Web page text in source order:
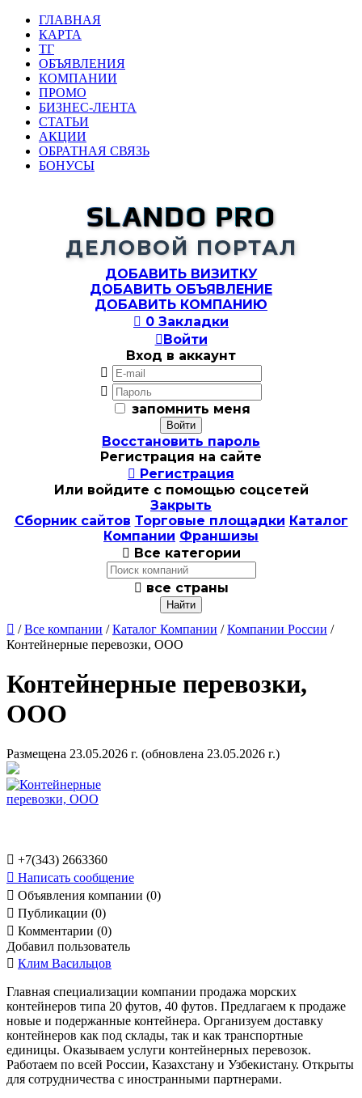
ГЛАВНАЯ
КАРТА
ТГ
ОБЪЯВЛЕНИЯ
КОМПАНИИ
ПРОМО
БИЗНЕС-ЛЕНТА
СТАТЬИ
АКЦИИ
ОБРАТНАЯ СВЯЗЬ
БОНУСЫ
SLANDO PRO
ДЕЛОВОЙ ПОРТАЛ
ДОБАВИТЬ ВИЗИТКУ
ДОБАВИТЬ ОБЪЯВЛЕНИЕ
ДОБАВИТЬ КОМПАНИЮ
 0 Закладки
Войти
Вход в аккаунт


запомнить меня
Восстановить пароль
Регистрация на сайте
 Регистрация
Или войдите с помощью соцсетей
Закрыть
Сборник сайтов Торговые площадки Каталог
Компании Франшизы
 Все категории
 все страны
 /Все компании /Каталог Компании /Компании России /
Контейнерные перевозки, ООО
Контейнерные перевозки,
ООО
Размещена 23.05.2026 г. (обновлена 23.05.2026 г.)
 +7(343) 2663360
 Написать сообщение
 Объявления компании (0)
 Публикации (0)
 Комментарии (0)
Добавил пользователь
 Клим Васильцов
Главная специализации компании продажа морских
контейнеров типа 20 футов, 40 футов. Предлагаем к продаже
новые и подержанные контейнера. Организуем доставку
контейнеров как под склады, так и как транспортные
единицы. Оказываем услуги контейнерных перевозок.
Работаем по всей России, Казахстану и Узбекистану. Открыты
для сотрудничества с иностранными партнерами.